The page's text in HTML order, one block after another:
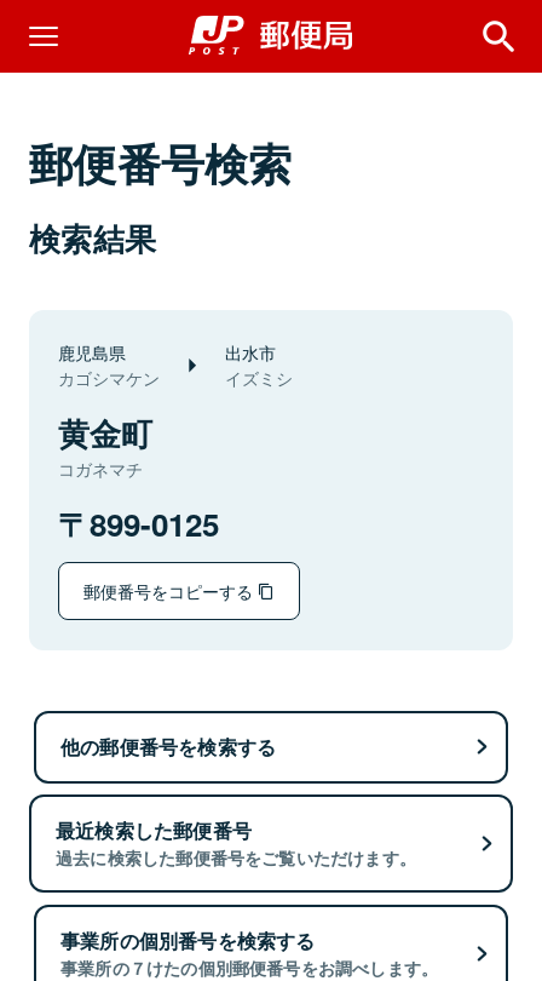
郵便番号検索
検索結果
鹿児島県
カゴシマケン
出水市
イズミシ
黄金町
コガネマチ
899-0125
郵便番号をコピーする
他の郵便番号を検索する
最近検索した郵便番号
過去に検索した郵便番号をご覧いただけます。
事業所の個別番号を検索する
事業所の７けたの個別郵便番号をお調べします。